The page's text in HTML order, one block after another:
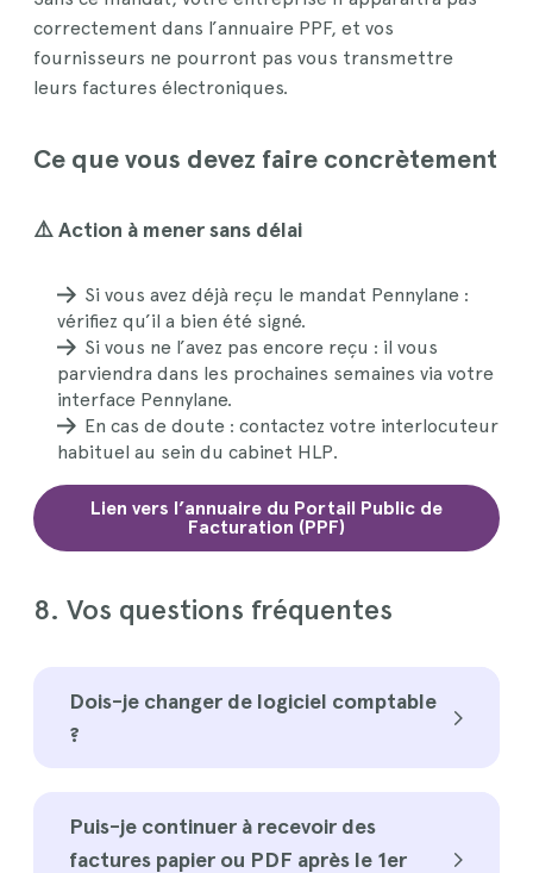
correctement dans l’annuaire PPF, et vos
fournisseurs ne pourront pas vous transmettre
leurs factures électroniques.
Ce que vous devez faire concrètement
⚠️ Action à mener sans délai
Si vous avez déjà reçu le mandat Pennylane :
vérifiez qu’il a bien été signé.
Si vous ne l’avez pas encore reçu : il vous
parviendra dans les prochaines semaines via votre
interface Pennylane.
En cas de doute : contactez votre interlocuteur
habituel au sein du cabinet HLP.
Lien vers l’annuaire du Portail Public de
Facturation (PPF)
8. Vos questions fréquentes
Dois-je changer de logiciel comptable
?
Puis-je continuer à recevoir des
factures papier ou PDF après le 1er